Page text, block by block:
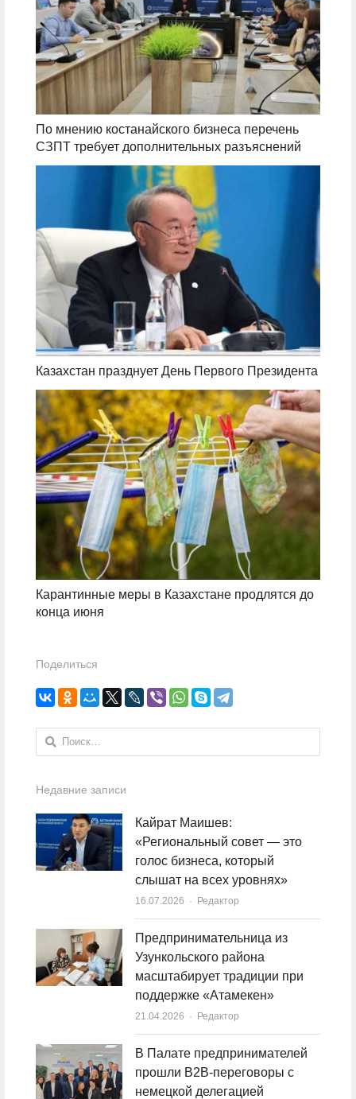
По мнению костанайского бизнеса перечень
СЗПТ требует дополнительных разъяснений
Казахстан празднует День Первого Президента
Карантинные меры в Казахстане продлятся до
конца июня
Поделиться
Найти:
Недавние записи
Кайрат Маишев:
«Региональный совет — это
голос бизнеса, который
слышат на всех уровнях»
16.07.2026 Author
Редактор
Предпринимательница из
Узункольского района
масштабирует традиции при
поддержке «Атамекен»
21.04.2026 Author
Редактор
В Палате предпринимателей
прошли B2B-переговоры с
немецкой делегацией